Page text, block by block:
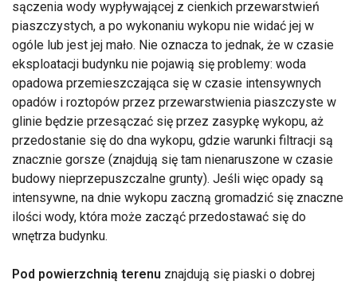
sączenia wody wypływającej z cienkich przewarstwień
piaszczystych, a po wykonaniu wykopu nie widać jej w
ogóle lub jest jej mało. Nie oznacza to jednak, że w czasie
eksploatacji budynku nie pojawią się problemy: woda
opadowa przemieszczająca się w czasie intensywnych
opadów i roztopów przez przewarstwienia piaszczyste w
glinie będzie przesączać się przez zasypkę wykopu, aż
przedostanie się do dna wykopu, gdzie warunki filtracji są
znacznie gorsze (znajdują się tam nienaruszone w czasie
budowy nieprzepuszczalne grunty). Jeśli więc opady są
intensywne, na dnie wykopu zaczną gromadzić się znaczne
ilości wody, która może zacząć przedostawać się do
wnętrza budynku.
Pod powierzchnią terenu znajdują się piaski o dobrej